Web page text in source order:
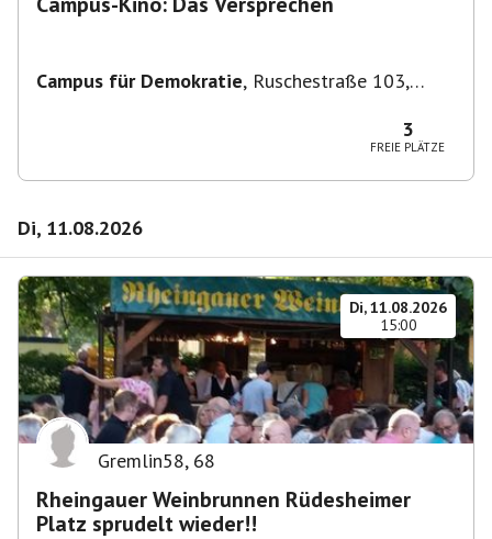
Campus für Demokratie, Ruschestraße 103,
3
FREIE PLÄTZE
Di, 11.08.2026
Di, 11.08.2026
15:00
Gremlin58, 68
Rheingauer Weinbrunnen Rüdesheimer
Platz sprudelt wieder!!